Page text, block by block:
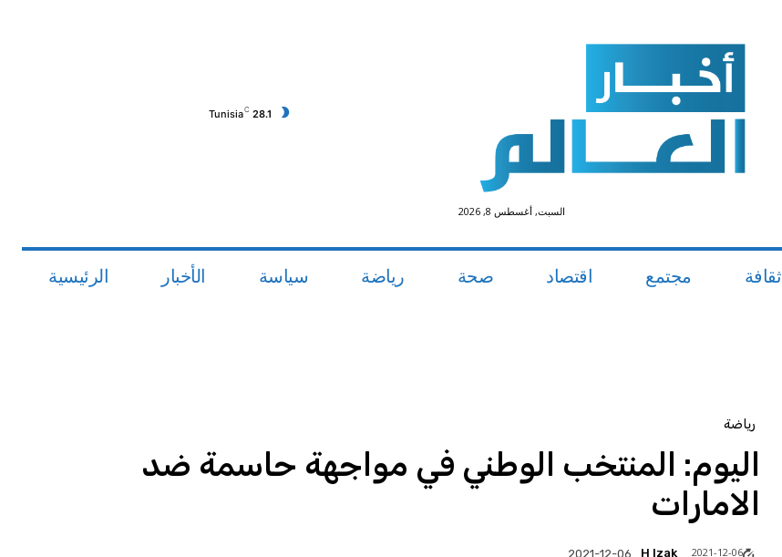
28.1
C
Tunisia
السبت, أغسطس 8, 2026
ثقافة مجتمع اقتصاد صحة رياضة سياسة الأخبار الرئيسية
رياضة
اليوم: المنتخب الوطني في مواجهة حاسمة ضد
الامارات
H Izak
2021-12-06 2021-12-06